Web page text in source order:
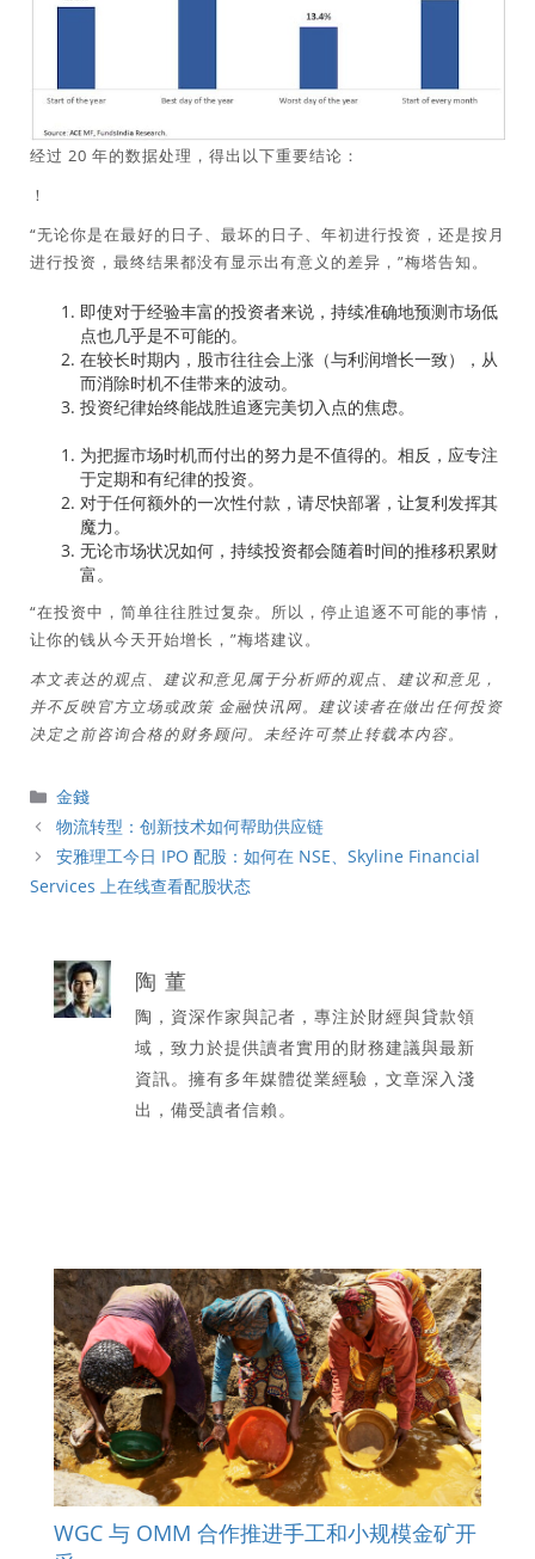
经过 20 年的数据处理，得出以下重要结论：
！
“无论你是在最好的日子、最坏的日子、年初进行投资，还是按月
进行投资，最终结果都没有显示出有意义的差异，”梅塔告知。
即使对于经验丰富的投资者来说，持续准确地预测市场低
点也几乎是不可能的。
在较长时期内，股市往往会上涨（与利润增长一致），从
而消除时机不佳带来的波动。
投资纪律始终能战胜追逐完美切入点的焦虑。
为把握市场时机而付出的努力是不值得的。相反，应专注
于定期和有纪律的投资。
对于任何额外的一次性付款，请尽快部署，让复利发挥其
魔力。
无论市场状况如何，持续投资都会随着时间的推移积累财
富。
“在投资中，简单往往胜过复杂。所以，停止追逐不可能的事情，
让你的钱从今天开始增长，”梅塔建议。
本文表达的观点、建议和意见属于分析师的观点、建议和意见，
并不反映官方立场或政策 金融快讯网。建议读者在做出任何投资
决定之前咨询合格的财务顾问。未经许可禁止转载本内容。
分
類
金錢
物流转型：创新技术如何帮助供应链
安雅理工今日 IPO 配股：如何在 NSE、Skyline Financial
Services 上在线查看配股状态
陶 董
陶，資深作家與記者，專注於財經與貸款領
域，致力於提供讀者實用的財務建議與最新
資訊。擁有多年媒體從業經驗，文章深入淺
出，備受讀者信賴。
WGC 与 OMM 合作推进手工和小规模金矿开